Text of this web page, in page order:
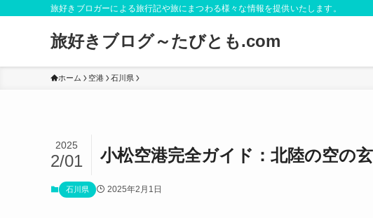
旅好きブロガーによる旅行記や旅にまつわる様々な情報を提供いたします。
旅好きブログ～たびとも.com
ホーム 空港 石川県
小松空港完全ガイド：北陸の空の
2025
2/01
石川県 2025年2月1日